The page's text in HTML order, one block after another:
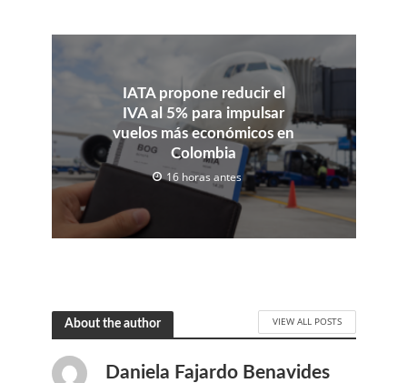
IATA propone reducir el
IVA al 5% para impulsar
vuelos más económicos en
Colombia
16 horas antes
About the author VIEW ALL POSTS
Daniela Fajardo Benavides